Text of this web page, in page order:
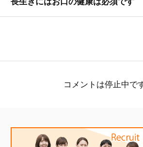
コメントは停止中で